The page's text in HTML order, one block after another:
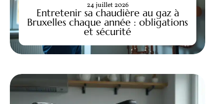
Entretenir sa chaudière au gaz à
Bruxelles chaque année : obligations
et sécurité
24 juillet 2026